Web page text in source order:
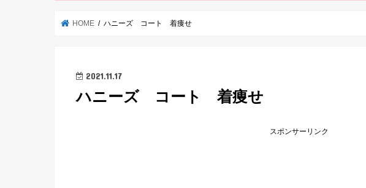
HOME ハニーズ コート 着痩せ
2021.11.17
ハニーズ コート 着痩せ
スポンサーリンク